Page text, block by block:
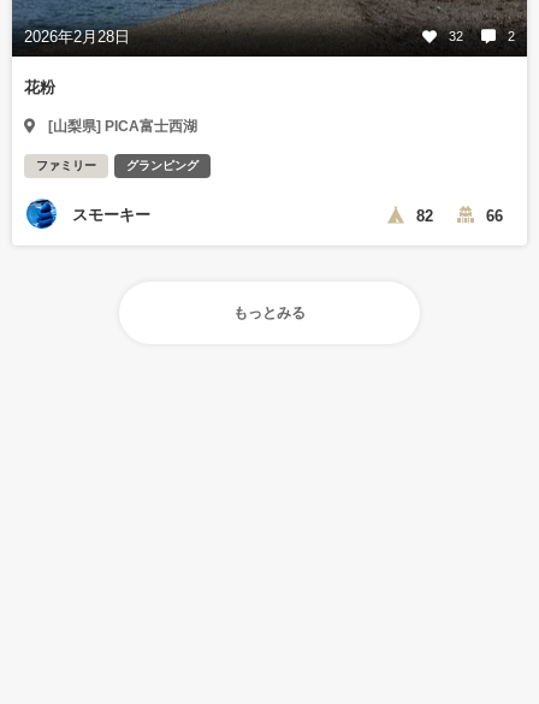
2026年2月28日 32 2
花粉
[山梨県] PICA富士西湖
ファミリー グランピング
スモーキー 82 66
もっとみる